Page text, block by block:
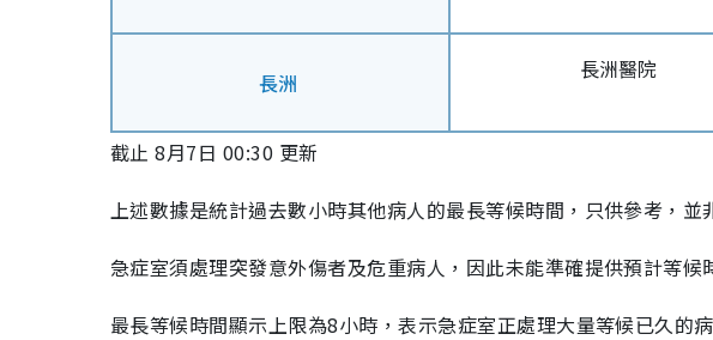
長洲 長洲醫院
截止 8月7日 00:30 更新
上述數據是統計過去數小時其他病人的最長等候時間，只供參考，並
急症室須處理突發意外傷者及危重病人，因此未能準確提供預計等候
最長等候時間顯示上限為8小時，表示急症室正處理大量等候已久的